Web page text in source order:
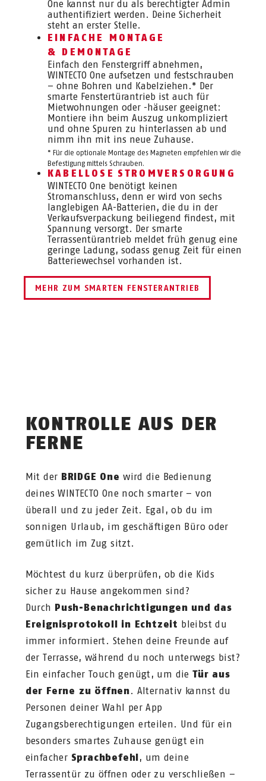
One kannst nur du als berechtigter Admin
authentifiziert werden. Deine Sicherheit
steht an erster Stelle.
EINFACHE MONTAGE
& DEMONTAGE
Einfach den Fenstergriff abnehmen,
WINTECTO One aufsetzen und festschrauben
– ohne Bohren und Kabelziehen.* Der
smarte Fenstertürantrieb ist auch für
Mietwohnungen oder -häuser geeignet:
Montiere ihn beim Auszug unkompliziert
und ohne Spuren zu hinterlassen ab und
nimm ihn mit ins neue Zuhause.
* Für die optionale Montage des Magneten empfehlen wir die
Befestigung mittels Schrauben.
KABELLOSE STROMVERSORGUNG
WINTECTO One benötigt keinen
Stromanschluss, denn er wird von sechs
langlebigen AA-Batterien, die du in der
Verkaufsverpackung beiliegend findest, mit
Spannung versorgt. Der smarte
Terrassentürantrieb meldet früh genug eine
geringe Ladung, sodass genug Zeit für einen
Batteriewechsel vorhanden ist.
MEHR ZUM SMARTEN FENSTERANTRIEB
KONTROLLE AUS DER
FERNE
Mit der BRIDGE One wird die Bedienung
deines WINTECTO One noch smarter – von
überall und zu jeder Zeit. Egal, ob du im
sonnigen Urlaub, im geschäftigen Büro oder
gemütlich im Zug sitzt.
Möchtest du kurz überprüfen, ob die Kids
sicher zu Hause angekommen sind?
Durch Push-Benachrichtigungen und das
Ereignisprotokoll in Echtzeit bleibst du
immer informiert. Stehen deine Freunde auf
der Terrasse, während du noch unterwegs bist?
Ein einfacher Touch genügt, um dieTür aus
der Ferne zu öffnen. Alternativ kannst du
Personen deiner Wahl per App
Zugangsberechtigungen erteilen. Und für ein
besonders smartes Zuhause genügt ein
einfacher Sprachbefehl , um deine
Terrassentür zu öffnen oder zu verschließen –